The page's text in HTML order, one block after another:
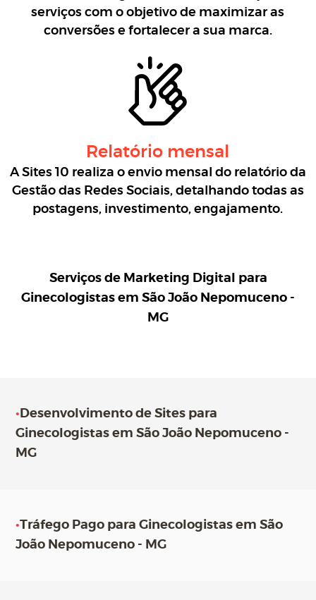
serviços com o objetivo de maximizar as
conversões e fortalecer a sua marca.
Relatório mensal
A Sites 10 realiza o envio mensal do relatório da
Gestão das Redes Sociais, detalhando todas as
postagens, investimento, engajamento.
Serviços de Marketing Digital para
Ginecologistas em São João Nepomuceno -
MG
• Desenvolvimento de Sites para
Ginecologistas em São João Nepomuceno -
MG
•Tráfego Pago para Ginecologistas em São
João Nepomuceno - MG